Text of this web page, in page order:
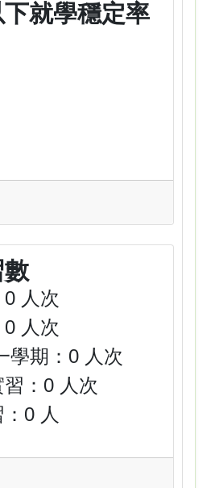
就學穩定率
人次
人次
學期：0 人次
：0 人次
0 人